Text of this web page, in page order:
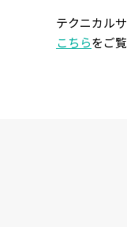
テクニカル
こちらをご